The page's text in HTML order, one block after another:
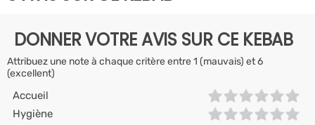
DONNER VOTRE AVIS SUR CE KEBAB
Attribuez une note à chaque critère entre 1 (mauvais) et 6
(excellent)
Accueil
Hygiène